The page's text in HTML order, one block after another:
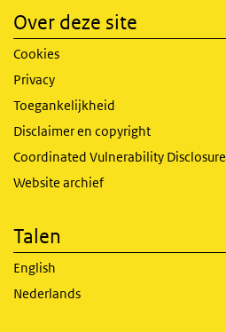
Over deze site
Cookies
Privacy
Toegankelijkheid
Disclaimer en copyright
Coordinated Vulnerability Disclosure
Website archief
Talen
English
Nederlands